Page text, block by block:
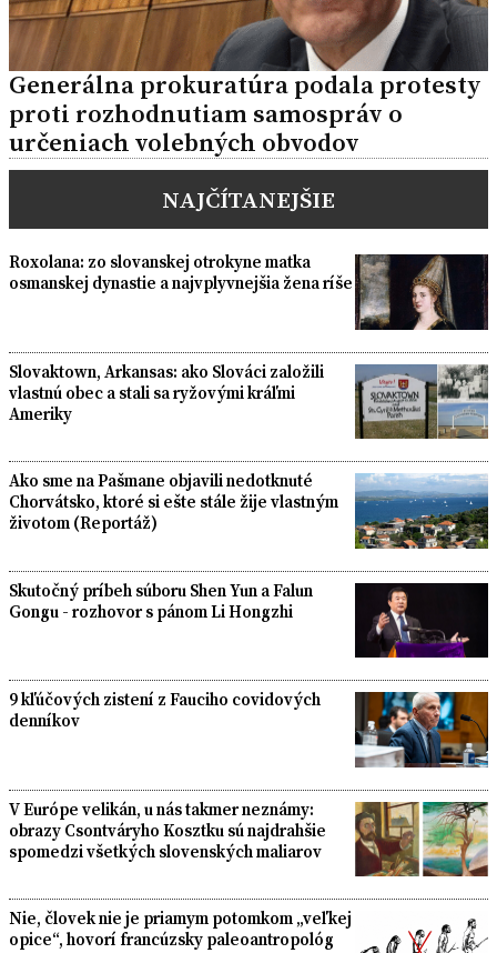
Generálna prokuratúra podala protesty
proti rozhodnutiam samospráv o
určeniach volebných obvodov
NAJČÍTANEJŠIE
Roxolana: zo slovanskej otrokyne matka
osmanskej dynastie a najvplyvnejšia žena ríše
Slovaktown, Arkansas: ako Slováci založili
vlastnú obec a stali sa ryžovými kráľmi
Ameriky
Ako sme na Pašmane objavili nedotknuté
Chorvátsko, ktoré si ešte stále žije vlastným
životom (Reportáž)
Skutočný príbeh súboru Shen Yun a Falun
Gongu - rozhovor s pánom Li Hongzhi
9 kľúčových zistení z Fauciho covidových
denníkov
V Európe velikán, u nás takmer neznámy:
obrazy Csontváryho Kosztku sú najdrahšie
spomedzi všetkých slovenských maliarov
Nie, človek nie je priamym potomkom „veľkej
opice“, hovorí francúzsky paleoantropológ